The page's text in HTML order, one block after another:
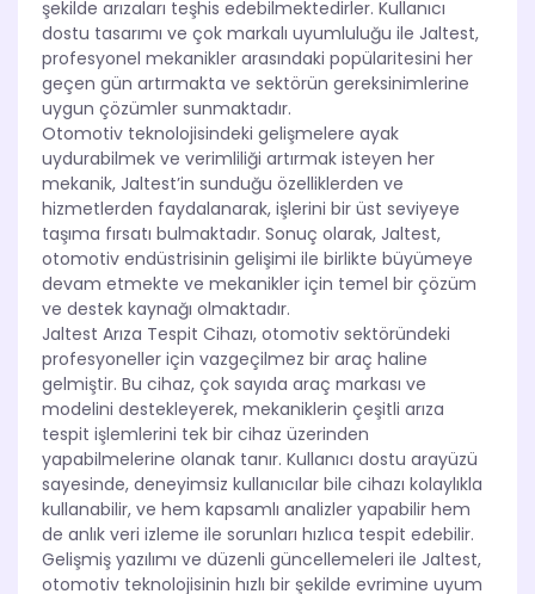
şekilde arızaları teşhis edebilmektedirler. Kullanıcı
dostu tasarımı ve çok markalı uyumluluğu ile Jaltest,
profesyonel mekanikler arasındaki popülaritesini her
geçen gün artırmakta ve sektörün gereksinimlerine
uygun çözümler sunmaktadır.
Otomotiv teknolojisindeki gelişmelere ayak
uydurabilmek ve verimliliği artırmak isteyen her
mekanik, Jaltest’in sunduğu özelliklerden ve
hizmetlerden faydalanarak, işlerini bir üst seviyeye
taşıma fırsatı bulmaktadır. Sonuç olarak, Jaltest,
otomotiv endüstrisinin gelişimi ile birlikte büyümeye
devam etmekte ve mekanikler için temel bir çözüm
ve destek kaynağı olmaktadır.
Jaltest Arıza Tespit Cihazı, otomotiv sektöründeki
profesyoneller için vazgeçilmez bir araç haline
gelmiştir. Bu cihaz, çok sayıda araç markası ve
modelini destekleyerek, mekaniklerin çeşitli arıza
tespit işlemlerini tek bir cihaz üzerinden
yapabilmelerine olanak tanır. Kullanıcı dostu arayüzü
sayesinde, deneyimsiz kullanıcılar bile cihazı kolaylıkla
kullanabilir, ve hem kapsamlı analizler yapabilir hem
de anlık veri izleme ile sorunları hızlıca tespit edebilir.
Gelişmiş yazılımı ve düzenli güncellemeleri ile Jaltest,
otomotiv teknolojisinin hızlı bir şekilde evrimine uyum